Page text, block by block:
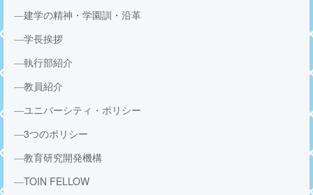
建学の精神・学園訓・沿革
学長挨拶
執行部紹介
教員紹介
ユニバーシティ・ポリシー
3つのポリシー
教育研究開発機構
TOIN FELLOW